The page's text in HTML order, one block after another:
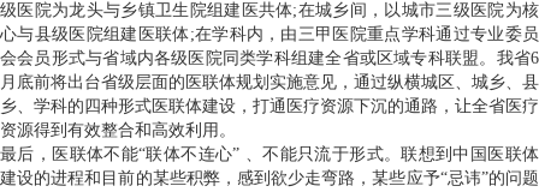
级医院为龙头与乡镇卫生院组建医共体;在城乡间，以城市三级医院为核
心与县级医院组建医联体;在学科内，由三甲医院重点学科通过专业委员
会会员形式与省域内各级医院同类学科组建全省或区域专科联盟。我省6
月底前将出台省级层面的医联体规划实施意见，通过纵横城区、城乡、县
乡、学科的四种形式医联体建设，打通医疗资源下沉的通路，让全省医疗
资源得到有效整合和高效利用。
最后，医联体不能“联体不连心” 、不能只流于形式。联想到中国医联体
建设的进程和目前的某些积弊，感到欲少走弯路，某些应予“忌讳”的问题